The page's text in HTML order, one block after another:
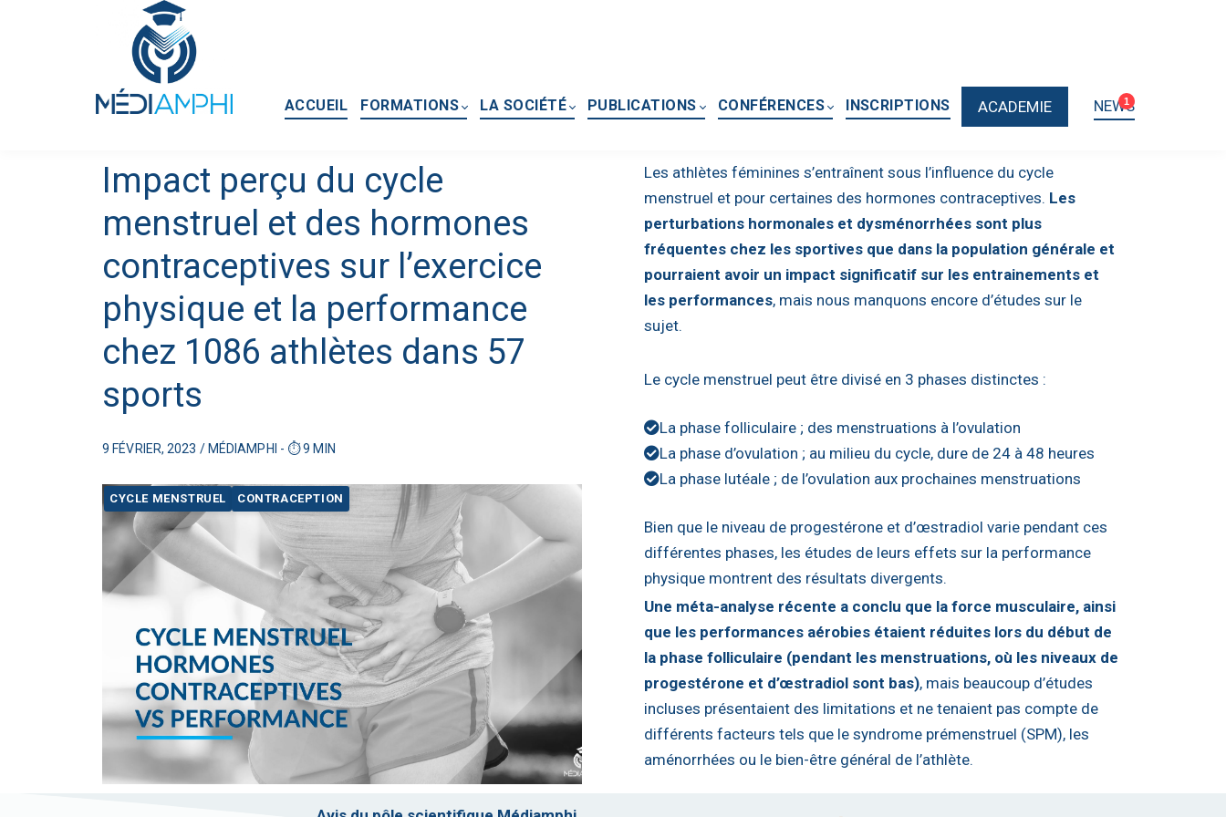
ACCUEIL FORMATIONS LA SOCIÉTÉ PUBLICATIONS CONFÉRENCES INSCRIPTIONS ACADEMIE NEWS
1
Impact perçu du cycle
menstruel et des hormones
contraceptives sur l’exercice
physique et la performance
chez 1086 athlètes dans 57
sports
9 FÉVRIER, 2023 / MÉDIAMPHI - ⏱️ 9 MIN
CYCLE MENSTRUEL CONTRACEPTION
Les athlètes féminines s’entraînent sous l’influence du cycle
menstruel et pour certaines des hormones contraceptives. Les
perturbations hormonales et dysménorrhées sont plus
fréquentes chez les sportives que dans la population générale et
pourraient avoir un impact significatif sur les entrainements et
les performances, mais nous manquons encore d’études sur le
sujet.
Le cycle menstruel peut être divisé en 3 phases distinctes :
La phase folliculaire ; des menstruations à l’ovulation
La phase d’ovulation ; au milieu du cycle, dure de 24 à 48 heures
La phase lutéale ; de l’ovulation aux prochaines menstruations
Bien que le niveau de progestérone et d’œstradiol varie pendant ces
différentes phases, les études de leurs effets sur la performance
physique montrent des résultats divergents.
Une méta-analyse récente a conclu que la force musculaire, ainsi
que les performances aérobies étaient réduites lors du début de
la phase folliculaire (pendant les menstruations, où les niveaux de
progestérone et d’œstradiol sont bas), mais beaucoup d’études
incluses présentaient des limitations et ne tenaient pas compte de
différents facteurs tels que le syndrome prémenstruel (SPM), les
aménorrhées ou le bien-être général de l’athlète.